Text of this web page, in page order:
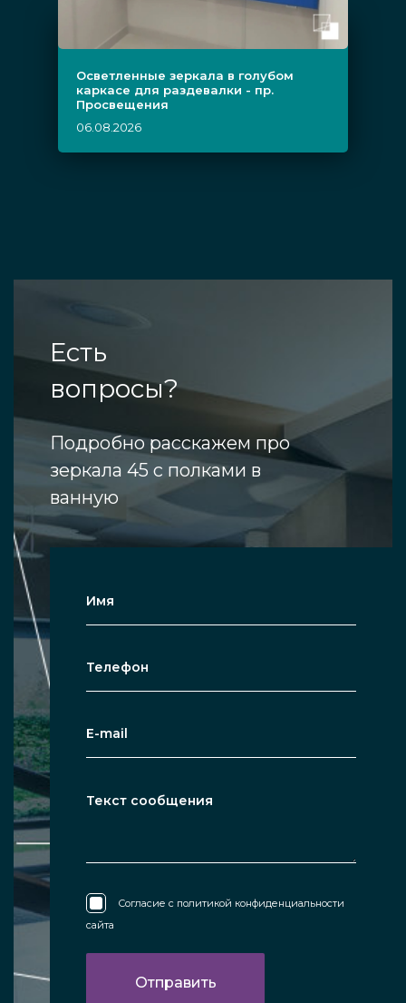
Осветленные зеркала в голубом
каркасе для раздевалки - пр.
Просвещения
06.08.2026
Есть
вопросы?
Подробно расскажем про
зеркала 45 с полками в
ванную
Согласие с политикой конфиденциальности
сайта